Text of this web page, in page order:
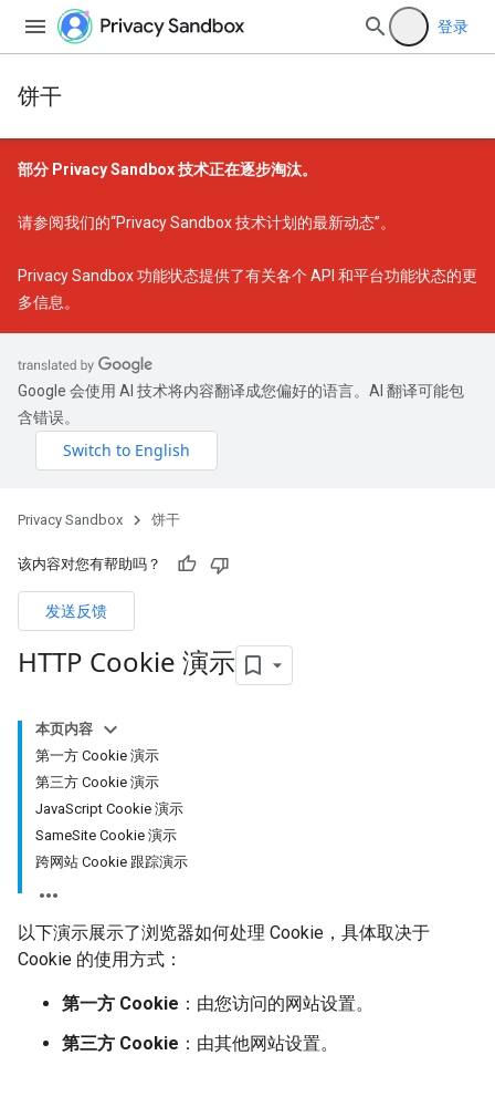
登录
饼干
部分 Privacy Sandbox 技术正在逐步淘汰。
请参阅我们的“Privacy Sandbox 技术计划的最新动态”。
Privacy Sandbox 功能状态提供了有关各个 API 和平台功能状态的更
多信息。
Google 会使用 AI 技术将内容翻译成您偏好的语言。AI 翻译可能包
含错误。
Privacy Sandbox 饼干
该内容对您有帮助吗？
发送反馈
HTTP Cookie 演示
本页内容
第一方 Cookie 演示
第三方 Cookie 演示
JavaScript Cookie 演示
SameSite Cookie 演示
跨网站 Cookie 跟踪演示
以下演示展示了浏览器如何处理 Cookie，具体取决于
Cookie 的使用方式：
第一方 Cookie ：由您访问的网站设置。
第三方 Cookie ：由其他网站设置。